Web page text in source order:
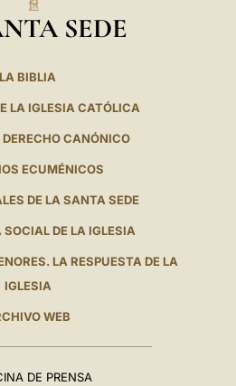
SEDE
LA BIBLIA
LA IGLESIA CATÓLICA
DERECHO CANÓNICO
ECUMÉNICOS
DE LA SANTA SEDE
SOCIAL DE LA IGLESIA
LA RESPUESTA DE LA
IGLESIA
WEB
DE PRENSA